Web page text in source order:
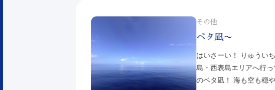
その他
ベタ凪〜
はいさーい！ りゅうい
島・西表島エリアへ行
のベタ凪！ 海も空も穏